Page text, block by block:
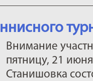
Внимание
пятницу, 21
Станишовка